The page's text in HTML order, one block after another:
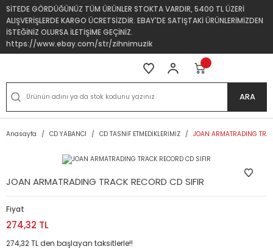
SİTEDE GÖRDÜĞÜNÜZ TÜM ÜRÜNLER STOKTA VARDIR, 5400 TL ÜZERİ
ALIŞVERİŞLERDE KARGO ÜCRETSİZDİR. EBAY'DE SATIŞTAKİ ÜRÜNLERİMİZDEN
İSTEĞİNİZ OLURSA İLETİŞİME GEÇİNİZ.
https://www.ebay.com/str/zihnimuzik
ARA
Anasayfa CD YABANCI CD TASNİF ETMEDİKLERİMİZ JOAN ARMATRADING
JOAN ARMATRADING TRACK RECORD CD SIFIR
Fiyat
274,32 TL
274,32 TL den başlayan taksitlerle!!